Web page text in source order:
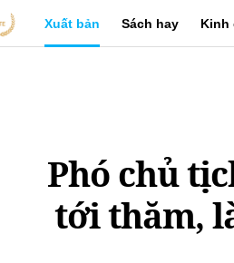
Xuất bản Sách hay Kinh
Phó chủ
tới thăm,